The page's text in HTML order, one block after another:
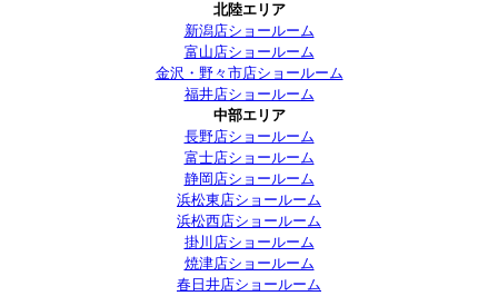
北陸エリア
新潟店ショールーム
富山店ショールーム
金沢・野々市店ショールーム
福井店ショールーム
中部エリア
長野店ショールーム
富士店ショールーム
静岡店ショールーム
浜松東店ショールーム
浜松西店ショールーム
掛川店ショールーム
焼津店ショールーム
春日井店ショールーム